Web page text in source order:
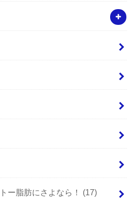
ー脂肪にさよなら！ (17)